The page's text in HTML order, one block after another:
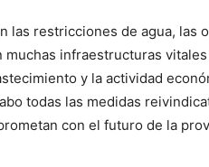
las restricciones de agua, las
muchas infraestructuras
y la actividad
todas las medidas
con el futuro de la